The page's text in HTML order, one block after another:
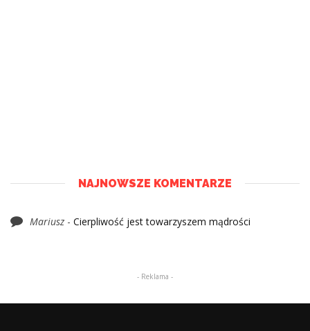
NAJNOWSZE KOMENTARZE
Mariusz - Cierpliwość jest towarzyszem mądrości
- Reklama -